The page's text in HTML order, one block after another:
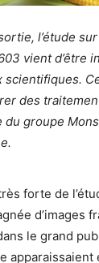
l’étude
vient d’être
scientifiques.
des
groupe
forte de
d’images
le grand